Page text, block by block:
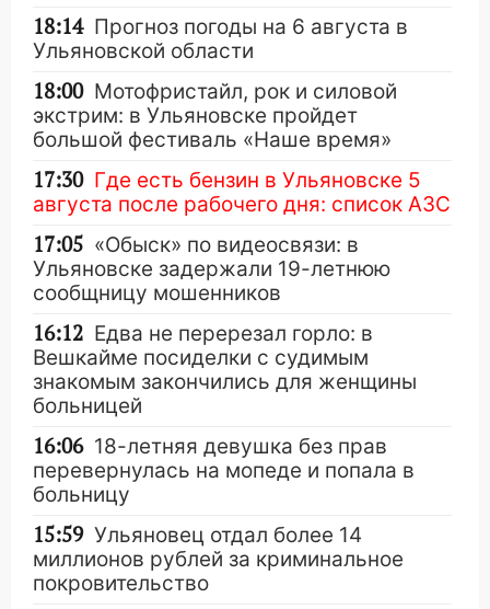
18:14 Прогноз погоды на 6 августа в
Ульяновской области
18:00 Мотофристайл, рок и силовой
экстрим: в Ульяновске пройдет
большой фестиваль «Наше время»
17:30 Где есть бензин в Ульяновске 5
августа после рабочего дня: список АЗС
17:05 «Обыск» по видеосвязи: в
Ульяновске задержали 19-летнюю
сообщницу мошенников
16:12 Едва не перерезал горло: в
Вешкайме посиделки с судимым
знакомым закончились для женщины
больницей
16:06 18-летняя девушка без прав
перевернулась на мопеде и попала в
больницу
15:59 Ульяновец отдал более 14
миллионов рублей за криминальное
покровительство